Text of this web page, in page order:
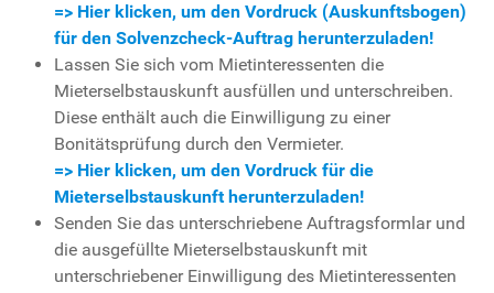
=> Hier klicken, um den Vordruck (Auskunftsbogen)
für den Solvenzcheck-Auftrag herunterzuladen!
Lassen Sie sich vom Mietinteressenten die
Mieterselbstauskunft ausfüllen und unterschreiben.
Diese enthält auch die Einwilligung zu einer
Bonitätsprüfung durch den Vermieter.
=> Hier klicken, um den Vordruck für die
Mieterselbstauskunft herunterzuladen!
Senden Sie das unterschriebene Auftragsformlar und
die ausgefüllte Mieterselbstauskunft mit
unterschriebener Einwilligung des Mietinteressenten